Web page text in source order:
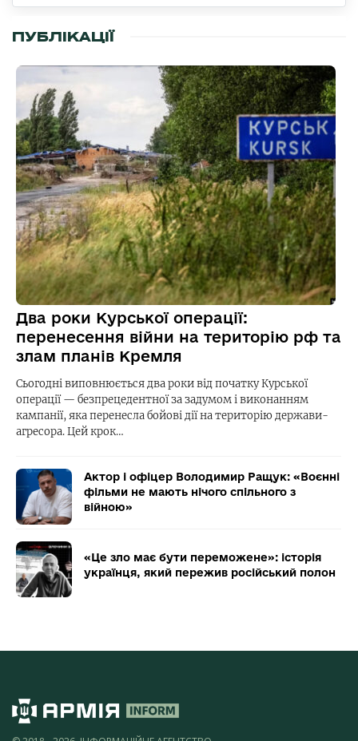
ПУБЛІКАЦІЇ
Два роки Курської операції:
перенесення війни на територію рф та
злам планів Кремля
Сьогодні виповнюється два роки від початку Курської
операції — безпрецедентної за задумом і виконанням
кампанії, яка перенесла бойові дії на територію держави-
агресора. Цей крок…
Актор і офіцер Володимир Ращук: «Воєнні
фільми не мають нічого спільного з
війною»
«Це зло має бути переможене»: історія
українця, який пережив російський полон